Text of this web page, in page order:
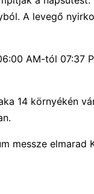
A levegő
AM-tól 07:37
14 környékén
messze elmarad